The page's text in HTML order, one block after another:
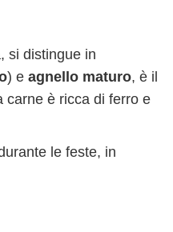
si distingue in
) e agnello maturo, è il
carne è ricca di ferro e
le feste, in